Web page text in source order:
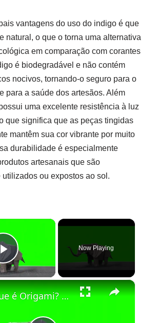
vantagens do uso do indigo é que
natural, o que o torna uma alternativa
em comparação com corantes
é biodegradável e não contém
nocivos, tornando-o seguro para o
para a saúde dos artesãos. Além
uma excelente resistência à luz
que significa que as peças tingidas
mantêm sua cor vibrante por muito
durabilidade é especialmente
artesanais que são
utilizados ou expostos ao sol.
×
Play Video
Now Playing
×
O que é Origami? Como ajuda vc ?